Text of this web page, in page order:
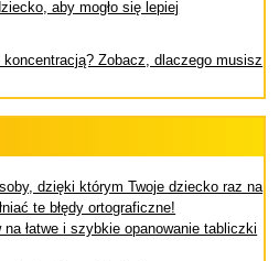
aby mogło się lepiej
Zobacz, dlaczego musisz
dzięki którym Twoje dziecko raz na
te błędy ortograficzne!
łatwe i szybkie opanowanie tabliczki